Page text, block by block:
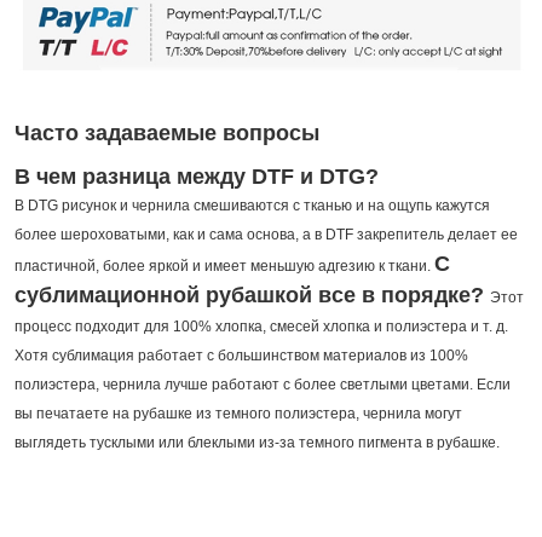
Часто задаваемые вопросы
В чем разница между DTF и DTG?
В DTG рисунок и чернила смешиваются с тканью и на ощупь кажутся
более шероховатыми, как и сама основа, а в DTF закрепитель делает ее
пластичной, более яркой и имеет меньшую адгезию к ткани. С
сублимационной рубашкой все в порядке? Этот
процесс подходит для 100% хлопка, смесей хлопка и полиэстера и т. д.
Хотя сублимация работает с большинством материалов из 100%
полиэстера, чернила лучше работают с более светлыми цветами. Если
вы печатаете на рубашке из темного полиэстера, чернила могут
выглядеть тусклыми или блеклыми из-за темного пигмента в рубашке.